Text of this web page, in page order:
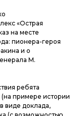
«Острая
на месте
пионера-героя
и о
М.
ребята
примере истории
виде доклада,